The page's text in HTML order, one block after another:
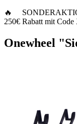
🔥
250€ Rabatt mit Code
Onewheel